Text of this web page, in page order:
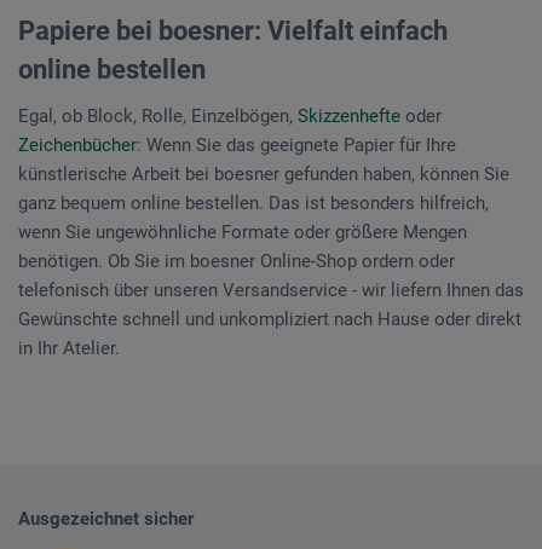
Papiere bei boesner: Vielfalt einfach
online bestellen
Egal, ob Block, Rolle, Einzelbögen, Skizzenhefte oder
Zeichenbücher: Wenn Sie das geeignete Papier für Ihre
künstlerische Arbeit bei boesner gefunden haben, können Sie
ganz bequem online bestellen. Das ist besonders hilfreich,
wenn Sie ungewöhnliche Formate oder größere Mengen
benötigen. Ob Sie im boesner Online-Shop ordern oder
telefonisch über unseren Versandservice - wir liefern Ihnen das
Gewünschte schnell und unkompliziert nach Hause oder direkt
in Ihr Atelier.
Ausgezeichnet sicher